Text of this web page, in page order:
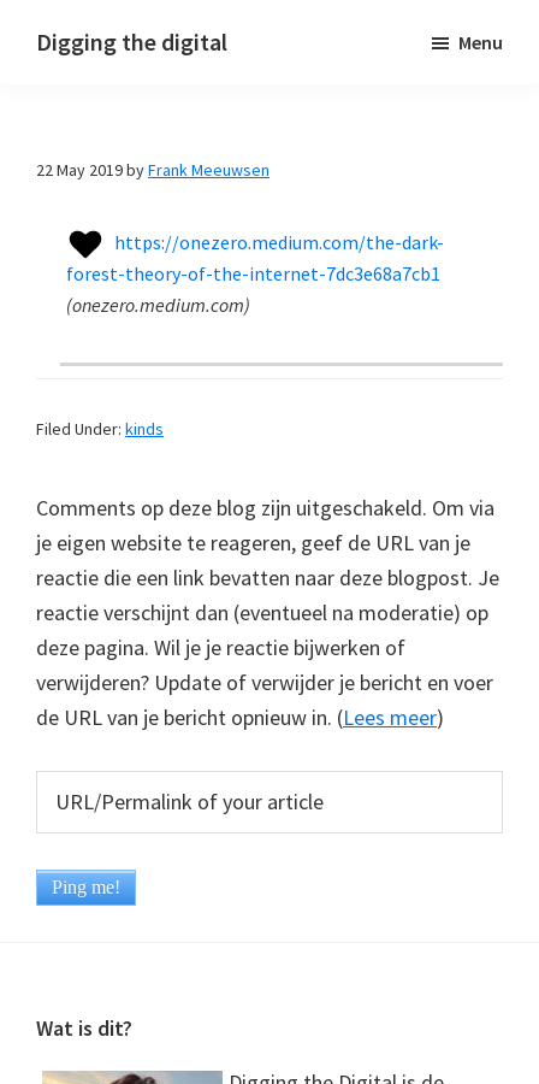
Digging the digital Menu
22 May 2019byFrank Meeuwsen
https://onezero.medium.com/the-dark-
forest-theory-of-the-internet-7dc3e68a7cb1
(onezero.medium.com)
Filed Under: kinds
Comments op deze blog zijn uitgeschakeld. Om via
je eigen website te reageren, geef de URL van je
reactie die een link bevatten naar deze blogpost. Je
reactie verschijnt dan (eventueel na moderatie) op
deze pagina. Wil je je reactie bijwerken of
verwijderen? Update of verwijder je bericht en voer
de URL van je bericht opnieuw in. (Lees meer)
Footer
Wat is dit?